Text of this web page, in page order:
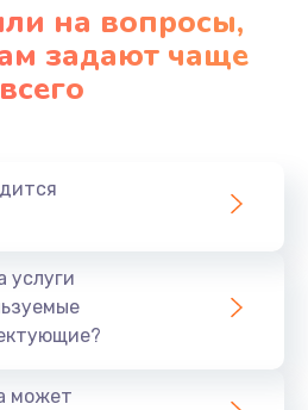
на вопросы,
задают чаще
всего
услуги
может